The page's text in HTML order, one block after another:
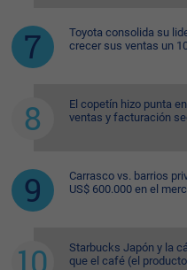
Toyota consolida su
crecer sus ventas un
El copetín hizo punta
ventas y facturación
Carrasco vs. barrios
US$ 600.000 en el
Starbucks Japón y la
que el café (el